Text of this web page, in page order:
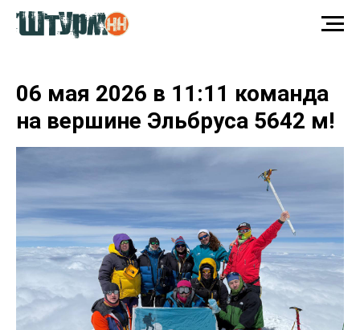
06 мая 2026 в 11:11 команда
на вершине Эльбруса 5642 м!